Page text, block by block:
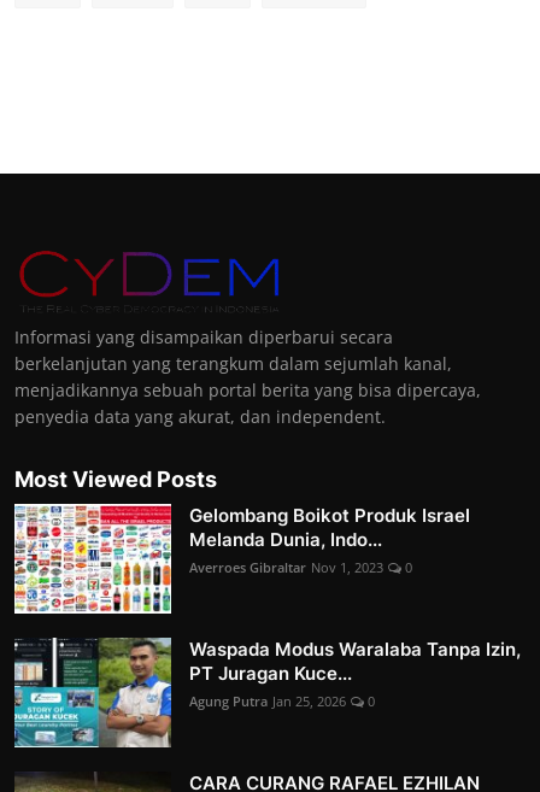
Informasi yang disampaikan diperbarui secara
berkelanjutan yang terangkum dalam sejumlah kanal,
menjadikannya sebuah portal berita yang bisa dipercaya,
penyedia data yang akurat, dan independent.
Most Viewed Posts
Gelombang Boikot Produk Israel
Melanda Dunia, Indo...
Averroes Gibraltar Nov 1, 2023 0
Waspada Modus Waralaba Tanpa Izin,
PT Juragan Kuce...
Agung Putra Jan 25, 2026 0
CARA CURANG RAFAEL EZHILAN